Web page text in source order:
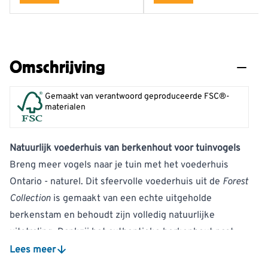
Omschrijving
Gemaakt van verantwoord geproduceerde FSC®-
materialen
Natuurlijk voederhuis van berkenhout voor tuinvogels
Breng meer vogels naar je tuin met het voederhuis
Ontario - naturel. Dit sfeervolle voederhuis uit de Forest
Collection is gemaakt van een echte uitgeholde
berkenstam en behoudt zijn volledig natuurlijke
uitstraling. Dankzij het authentieke berkenhout past
het voederhuis perfect in een groene tuin, op een
Lees meer